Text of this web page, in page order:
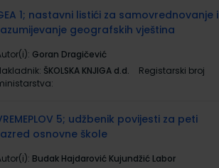
1; nastavni listići za samovrednovanje i
geografskih vještina
Goran Dragičević
ŠKOLSKA KNJIGA d.d.
Registarski broj
5; udžbenik povijesti za peti
osnovne škole
Budak Hajdarović Kujundžić Labor